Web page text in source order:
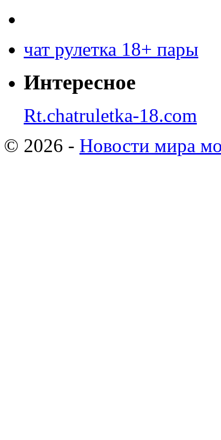
чат рулетка 18+ пары
Интересное
Rt.chatruletka-18.com
© 2026 - Новости мира